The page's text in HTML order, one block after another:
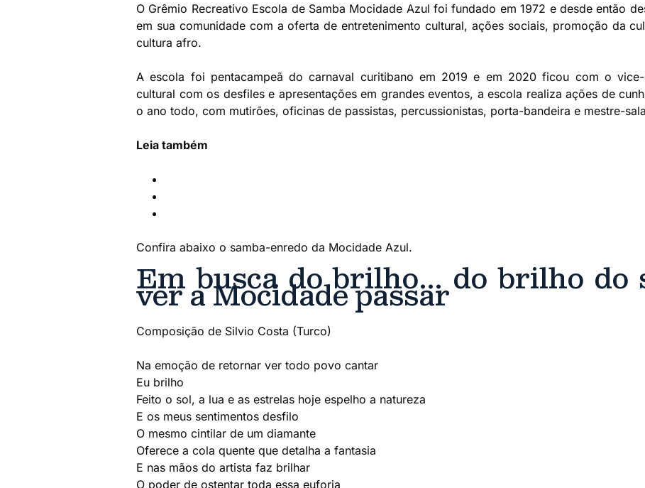
O Grêmio Recreativo Escola de Samba Mocidade Azul foi fundado em 1972 e desde então
em sua comunidade com a oferta de entretenimento cultural, ações sociais, promoção da
cultura afro.
A escola foi pentacampeã do carnaval curitibano em 2019 e em 2020 ficou com o
cultural com os desfiles e apresentações em grandes eventos, a escola realiza ações de
o ano todo, com mutirões, oficinas de passistas, percussionistas, porta-bandeira e mestre-
Leia também
Confira abaixo o samba-enredo da Mocidade Azul.
Em busca do brilho… do brilho do
ver a Mocidade passar
Composição de Silvio Costa (Turco)
Na emoção de retornar ver todo povo cantar
Eu brilho
Feito o sol, a lua e as estrelas hoje espelho a natureza
E os meus sentimentos desfilo
O mesmo cintilar de um diamante
Oferece a cola quente que detalha a fantasia
E nas mãos do artista faz brilhar
O poder de ostentar toda essa euforia